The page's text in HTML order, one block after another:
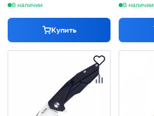
В наличии
Купить
В наличии